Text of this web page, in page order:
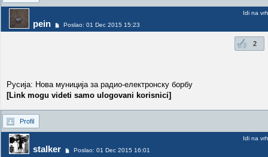
pein Poslao: 01 Dec 2015 15:23
Idi na vrh
2
Русија: Нова муниција за радио-електронску борбу
[Link mogu videti samo ulogovani korisnici]
Profil
stalker Poslao: 01 Dec 2015 16:01
Idi na vrh